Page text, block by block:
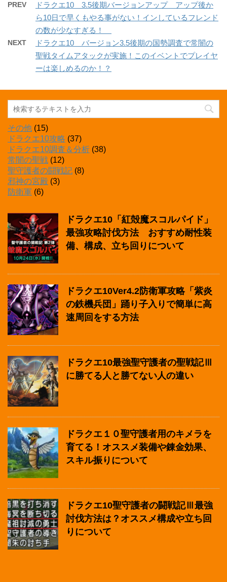
PREV
ドラクエ10 3.5後期バージョンアップ アップ後か
ら10日で早くもやる事がない！インしているフレンド
の数が少なすぎる！
NEXT
ドラクエ10 バージョン3.5後期の国勢調査で常闇の
聖戦タイムアタックが実施！このイベントでプレイヤ
ーは楽しめるのか！？
その他 (15)
ドラクエ10攻略 (37)
ドラクエ10調査＆分析 (38)
常闇の聖戦 (12)
聖守護者の闘戦記 (8)
邪神の宮殿 (3)
防衛軍 (6)
ドラクエ10「紅殻魔スコルパイド」
最強攻略討伐方法 おすすめ耐性装
備、構成、立ち回りについて
ドラクエ10Ver4.2防衛軍攻略「紫炎
の鉄機兵団」踊り子入りで簡単に高
速周回をする方法
ドラクエ10最強聖守護者の聖戦記Ⅲ
に勝てる人と勝てない人の違い
ドラクエ１０聖守護者用のキメラを
育てる！オススメ装備や錬金効果、
スキル振りについて
ドラクエ10聖守護者の闘戦記Ⅲ最強
討伐方法は？オススメ構成や立ち回
りについて